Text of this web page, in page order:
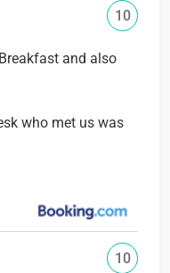
and also
who met us was
10
10